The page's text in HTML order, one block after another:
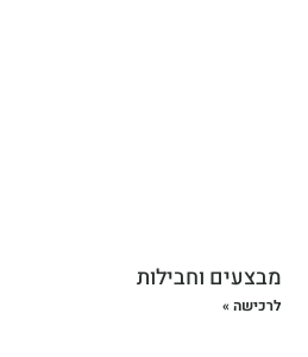
מבצעים וחבילות
לרכישה »